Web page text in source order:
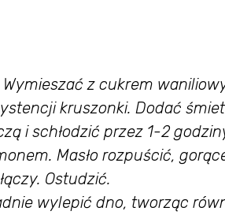
z cukrem
kruszonki. Dodać
i schłodzić przez 1-2
Masło rozpuścić,
Ostudzić.
wylepić dno, tworząc